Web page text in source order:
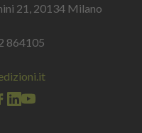
21, 20134 Milano
864105